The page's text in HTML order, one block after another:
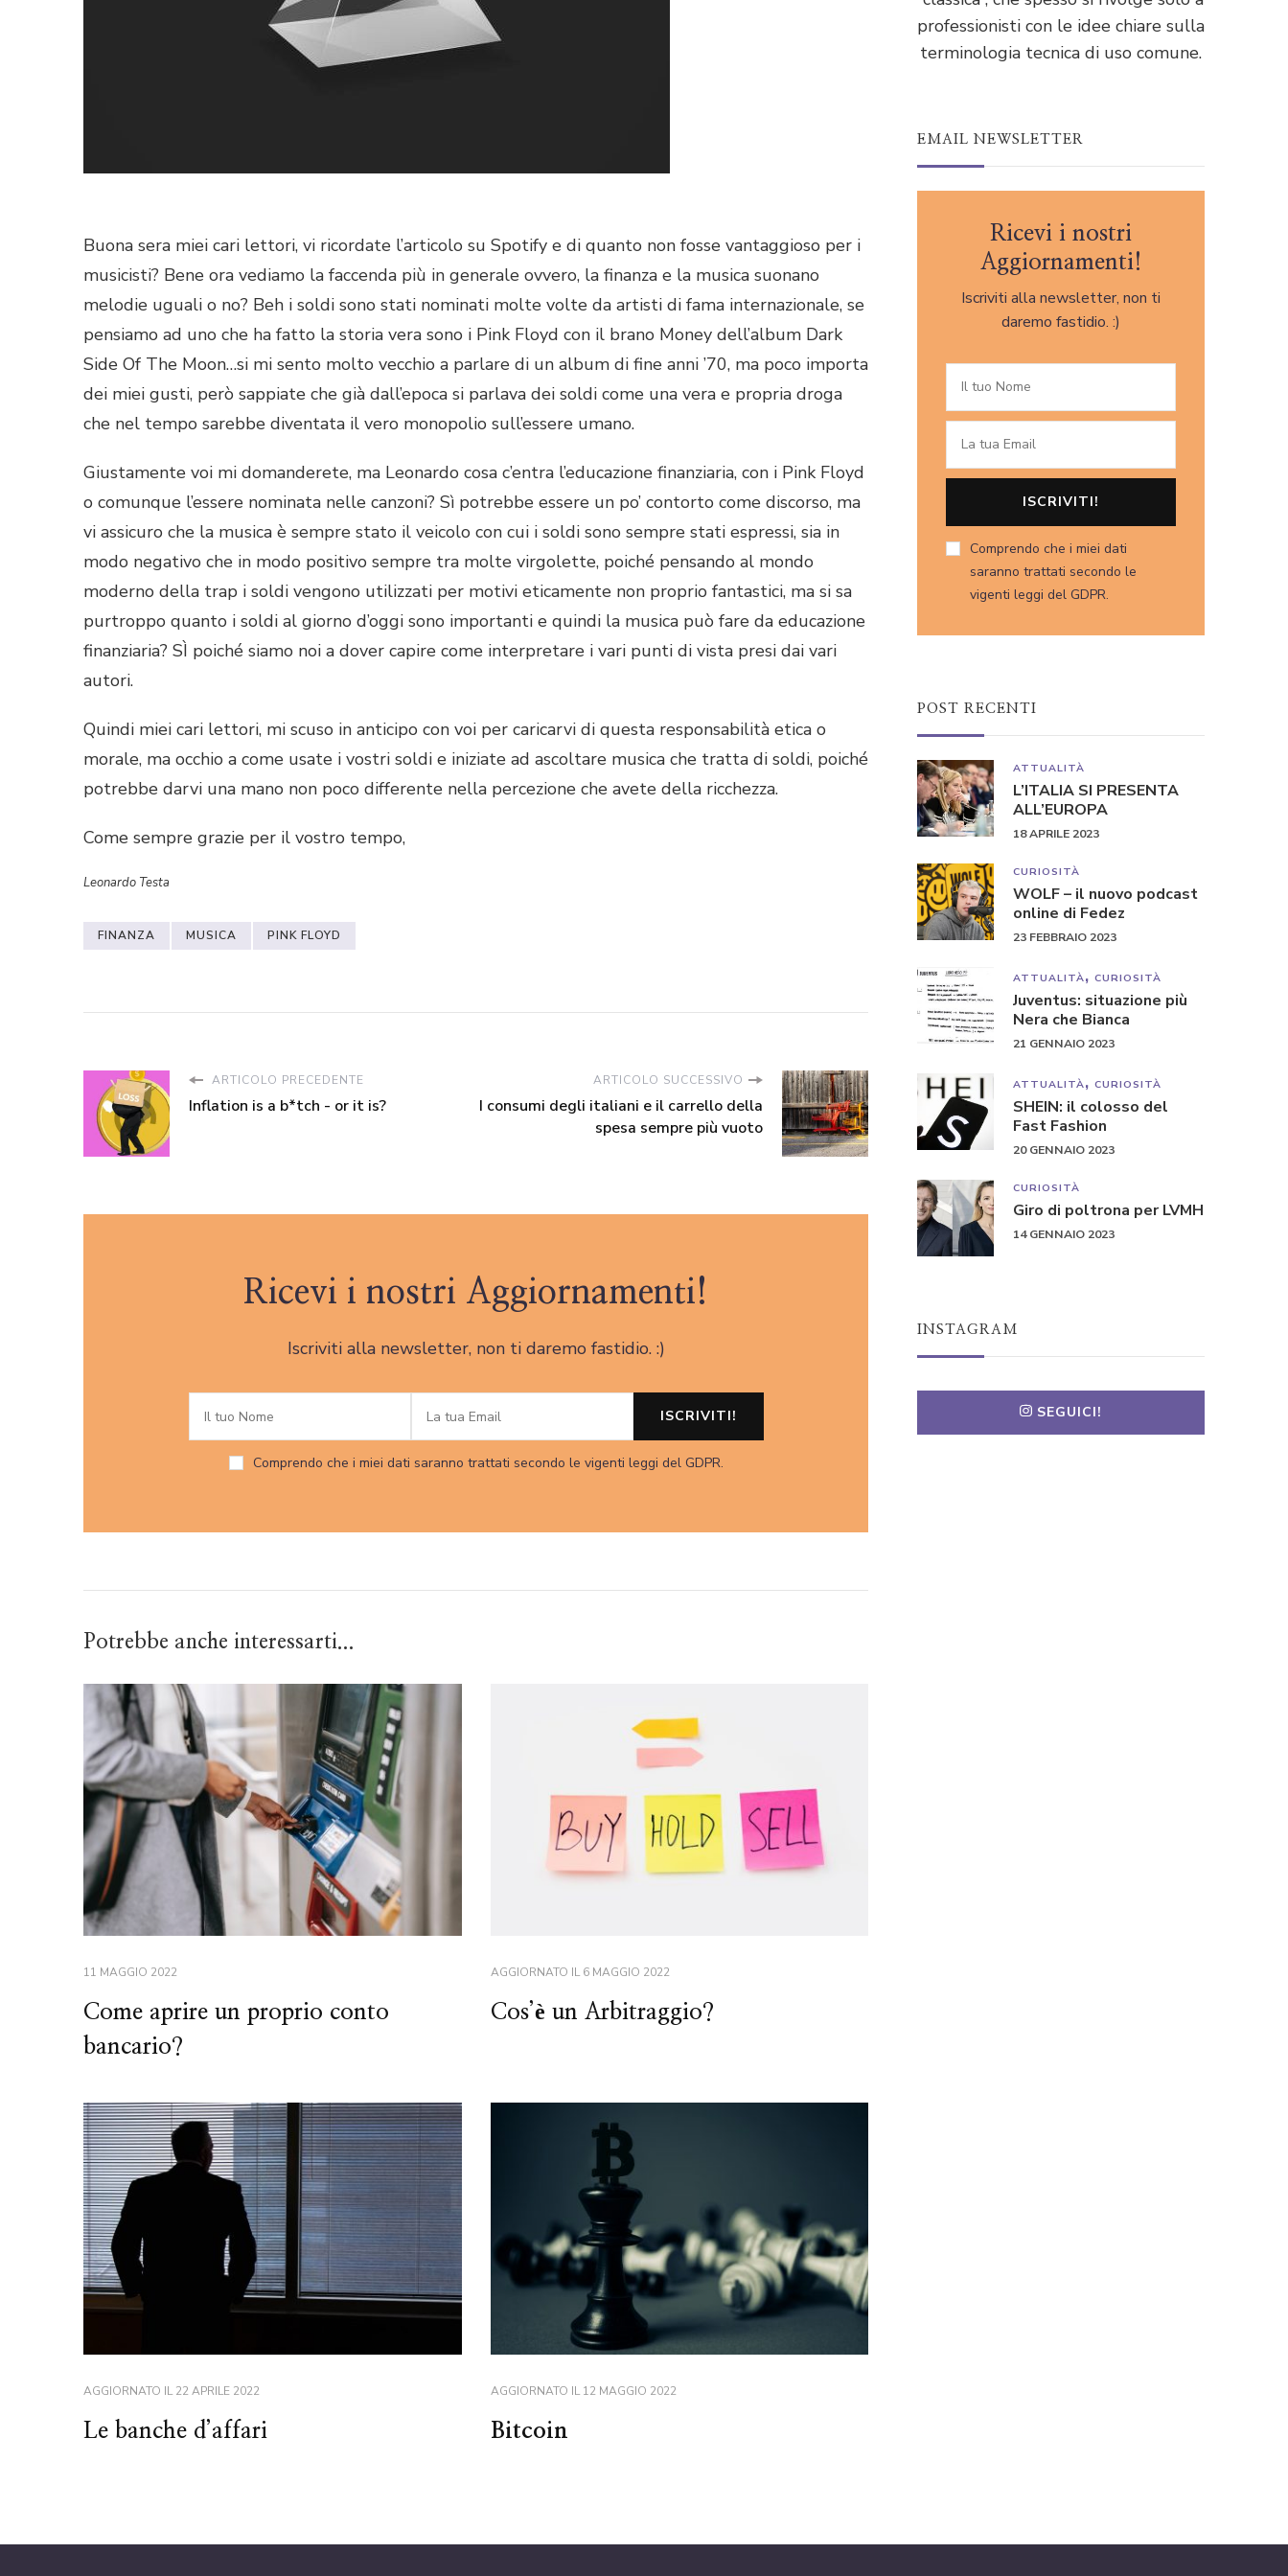
Buona sera miei cari lettori, vi ricordate l’articolo su Spotify e di quanto non fosse vantaggioso per i
musicisti? Bene ora vediamo la faccenda più in generale ovvero, la finanza e la musica suonano
melodie uguali o no? Beh i soldi sono stati nominati molte volte da artisti di fama internazionale, se
pensiamo ad uno che ha fatto la storia vera sono i Pink Floyd con il brano Money dell’album Dark
Side Of The Moon…si mi sento molto vecchio a parlare di un album di fine anni ’70, ma poco importa
dei miei gusti, però sappiate che già dall’epoca si parlava dei soldi come una vera e propria droga
che nel tempo sarebbe diventata il vero monopolio sull’essere umano.
Giustamente voi mi domanderete, ma Leonardo cosa c’entra l’educazione finanziaria, con i Pink Floyd
o comunque l’essere nominata nelle canzoni? Sì potrebbe essere un po’ contorto come discorso, ma
vi assicuro che la musica è sempre stato il veicolo con cui i soldi sono sempre stati espressi, sia in
modo negativo che in modo positivo sempre tra molte virgolette, poiché pensando al mondo
moderno della trap i soldi vengono utilizzati per motivi eticamente non proprio fantastici, ma si sa
purtroppo quanto i soldi al giorno d’oggi sono importanti e quindi la musica può fare da educazione
finanziaria? SÌ poiché siamo noi a dover capire come interpretare i vari punti di vista presi dai vari
autori.
Quindi miei cari lettori, mi scuso in anticipo con voi per caricarvi di questa responsabilità etica o
morale, ma occhio a come usate i vostri soldi e iniziate ad ascoltare musica che tratta di soldi, poiché
potrebbe darvi una mano non poco differente nella percezione che avete della ricchezza.
Come sempre grazie per il vostro tempo,
Leonardo Testa
FINANZA MUSICA PINK FLOYD
ARTICOLO PRECEDENTE
Inflation is a b*tch - or it is?
ARTICOLO SUCCESSIVO
I consumi degli italiani e il carrello della
spesa sempre più vuoto
Ricevi i nostri Aggiornamenti!
Iscriviti alla newsletter, non ti daremo fastidio. :)
Comprendo che i miei dati saranno trattati secondo le vigenti leggi del GDPR.
Potrebbe anche interessarti...
11 MAGGIO 2022
Come aprire un proprio conto
bancario?
AGGIORNATO IL6 MAGGIO 2022
Cos’è un Arbitraggio?
AGGIORNATO IL22 APRILE 2022
Le banche d’affari
AGGIORNATO IL12 MAGGIO 2022
Bitcoin
professionisti con le idee chiare sulla
terminologia tecnica di uso comune.
EMAIL NEWSLETTER
Ricevi i nostri
Aggiornamenti!
Iscriviti alla newsletter, non ti
daremo fastidio. :)
Comprendo che i miei dati
saranno trattati secondo le
vigenti leggi del GDPR.
POST RECENTI
ATTUALITÀ
L’ITALIA SI PRESENTA
ALL’EUROPA
18 APRILE 2023
CURIOSITÀ
WOLF – il nuovo podcast
online di Fedez
23 FEBBRAIO 2023
ATTUALITÀ CURIOSITÀ
Juventus: situazione più
Nera che Bianca
21 GENNAIO 2023
ATTUALITÀ CURIOSITÀ
SHEIN: il colosso del
Fast Fashion
20 GENNAIO 2023
CURIOSITÀ
Giro di poltrona per LVMH
14 GENNAIO 2023
INSTAGRAM
SEGUICI!